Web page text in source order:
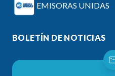
EMISORAS UNIDAS
BOLETÍN DE NOTICIAS